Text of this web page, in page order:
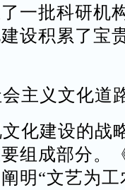
一批科研机
设积累了宝
主义文化道
化建设的战
组成部分。
明“文艺为